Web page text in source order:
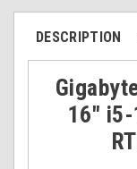
DESCRIPTION
16" i5-